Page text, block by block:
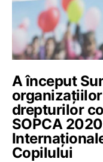
A început
drepturilor
SOPCA
Copilului